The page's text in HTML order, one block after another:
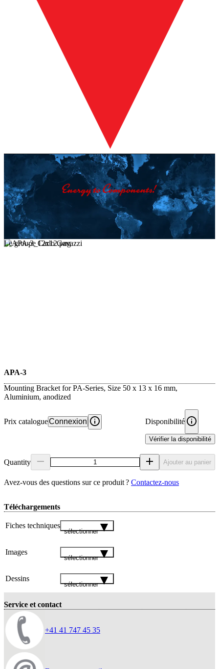
Le groupe Carlo Gavazzi
APA-3
Mounting Bracket for PA-Series, Size 50 x 13 x 16 mm,
Aluminium, anodized
Prix catalogueConnexion Disponibilité
Vérifier la disponibilité
Quantity Ajouter au panier
Avez‑vous des questions sur ce produit ? Contactez‑nous
Téléchargements
Fiches techniques
sélectionner
Images
sélectionner
Dessins
sélectionner
Service et contact
+41 41 747 45 35